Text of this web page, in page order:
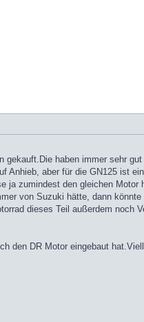
gekauft.Die haben immer sehr
Anhieb, aber für die GN125 ist
ja zumindest den gleichen Motor
von Suzuki hätte, dann könnte
dieses Teil außerdem noch
den DR Motor eingebaut